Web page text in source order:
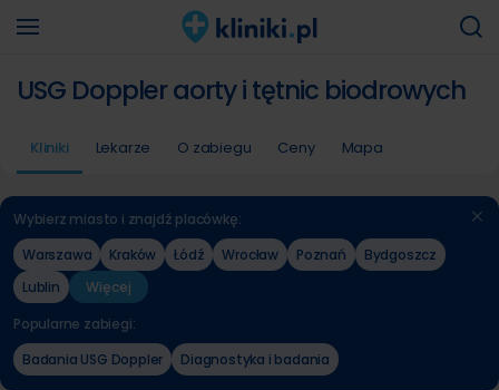
USG Doppler aorty i tętnic biodrowych
Kliniki Lekarze O zabiegu Ceny Mapa
Wybierz miasto i znajdź placówkę:
Warszawa
Kraków Łódź Wrocław Poznań
Bydgoszcz
Lublin
Więcej
Popularne zabiegi:
Badania USG Doppler
Diagnostyka i badania